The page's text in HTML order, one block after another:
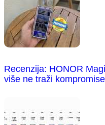
Recenzija: HONOR
više ne traži kompromise